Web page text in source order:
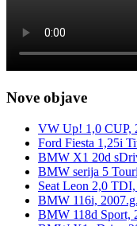
Nove objave
VW Up! 1,0 CUP,
Ford Fiesta 1,25i
BMW X1 20d
BMW serija 5
Seat Leon 2,0
BMW 116i,
BMW 118d Sport,